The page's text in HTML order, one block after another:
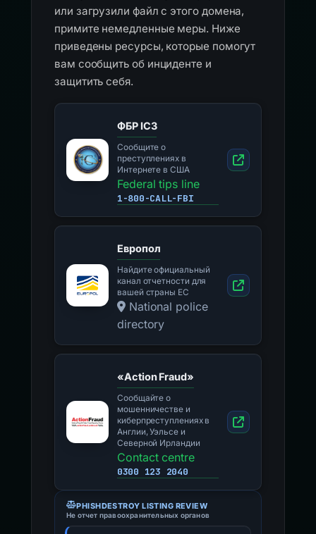
или загрузили файл с этого домена,
примите немедленные меры. Ниже
приведены ресурсы, которые помогут
вам сообщить об инциденте и
защитить себя.
ФБР IC3
Сообщите о
преступлениях в
Интернете в США
Federal tips line
1-800-CALL-FBI
Европол
Найдите официальный
канал отчетности для
вашей страны ЕС
National police
directory
«Action Fraud»
Сообщайте о
мошенничестве и
киберпреступлениях в
Англии, Уэльсе и
Северной Ирландии
Contact centre
0300 123 2040
PHISHDESTROY LISTING REVIEW
Не отчет правоохранительных органов